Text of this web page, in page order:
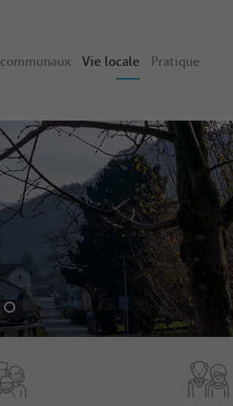
Vie locale Pratique